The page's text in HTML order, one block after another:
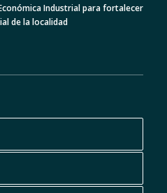
Industrial para fortalecer
de la localidad